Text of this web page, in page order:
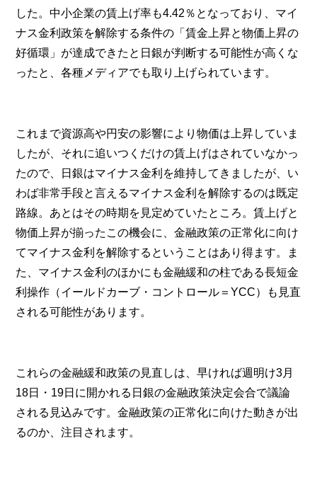
した。中小企業の賃上げ率も4.42％となっており、マイ
ナス金利政策を解除する条件の「賃金上昇と物価上昇の
好循環」が達成できたと日銀が判断する可能性が高くな
ったと、各種メディアでも取り上げられています。
これまで資源高や円安の影響により物価は上昇していま
したが、それに追いつくだけの賃上げはされていなかっ
たので、日銀はマイナス金利を維持してきましたが、い
わば非常手段と言えるマイナス金利を解除するのは既定
路線。あとはその時期を見定めていたところ。賃上げと
物価上昇が揃ったこの機会に、金融政策の正常化に向け
てマイナス金利を解除するということはあり得ます。ま
た、マイナス金利のほかにも金融緩和の柱である長短金
利操作（イールドカーブ・コントロール＝YCC）も見直
される可能性があります。
これらの金融緩和政策の見直しは、早ければ週明け3月
18日・19日に開かれる日銀の金融政策決定会合で議論
される見込みです。金融政策の正常化に向けた動きが出
るのか、注目されます。